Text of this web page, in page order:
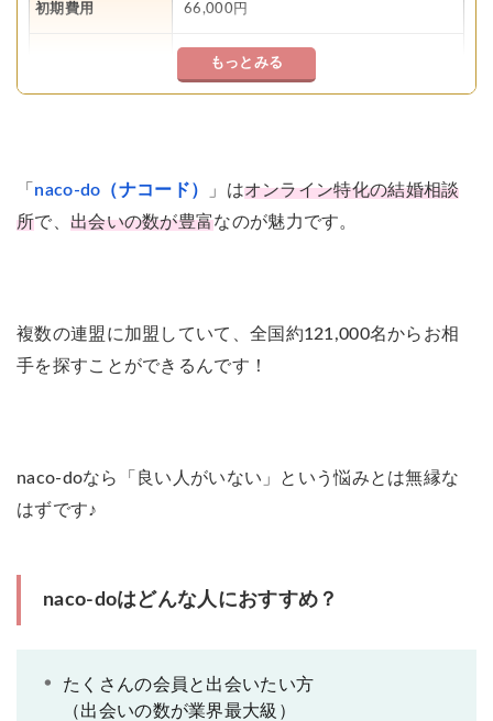
初期費用 66,000円
16,800円
0円
独身証明書
証明書提出
（男性のみ） / 学歴証明書（大卒以上）
均活動期間
月会費が永久14,200円！（4/30まで）
公式サイトを見る
もっとみる
「 naco-do（ナコード） 」はオンライン特化の結婚相談
所で、 出会いの数が豊富なのが魅力です。
複数の連盟に加盟していて、全国約121,000名からお相
手を探すことができるんです！
naco-doなら「良い人がいない」という悩みとは無縁な
はずです♪
naco-doはどんな人におすすめ？
たくさんの会員と出会いたい方
（出会いの数が業界最大級）